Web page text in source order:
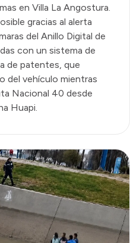
en Villa La Angostura.
gracias al alerta
del Anillo Digital de
con un sistema de
de patentes, que
del vehículo mientras
Nacional 40 desde
Huapi.